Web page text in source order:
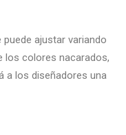
ajustar variando
los colores nacarados,
a los diseñadores una